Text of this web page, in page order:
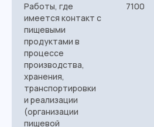
Работы, где
имеется контакт с
пищевыми
продуктами в
процессе
производства,
хранения,
транспортировки
и реализации
(организации
пищевой
7100